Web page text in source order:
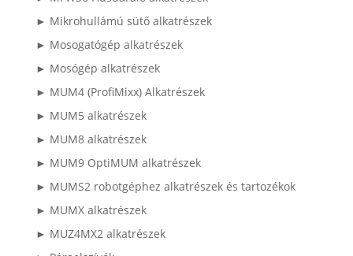
► Mikrohullámú sütő alkatrészek
► Mosogatógép alkatrészek
► Mosógép alkatrészek
► MUM4 (ProfiMixx) Alkatrészek
► MUM5 alkatrészek
► MUM8 alkatrészek
► MUM9 OptiMUM alkatrészek
► MUMS2 robotgéphez alkatrészek és tartozékok
► MUMX alkatrészek
► MUZ4MX2 alkatrészek